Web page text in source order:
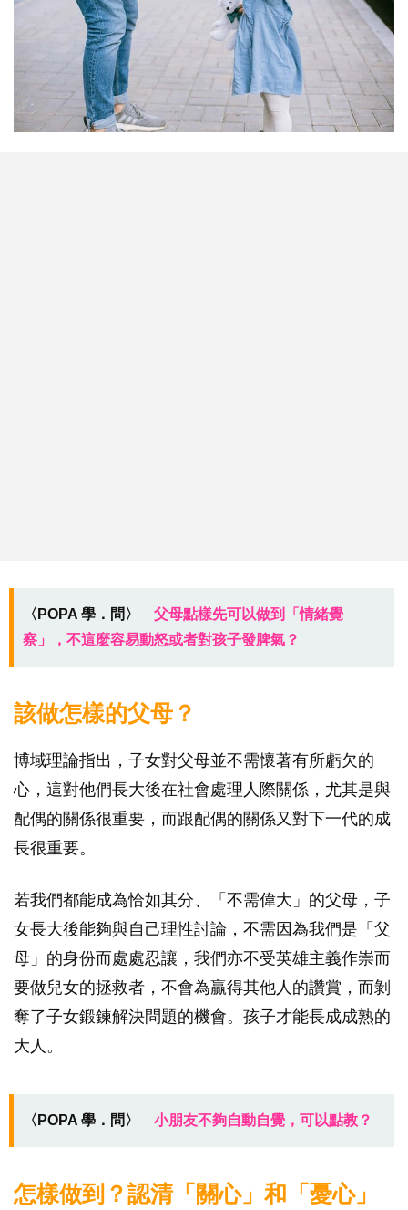
〈POPA 學．問〉
父母點樣先可以做到「情緒覺
察」，不這麼容易動怒或者對孩子發脾氣？
該做怎樣的父母？
博域理論指出，子女對父母並不需懷著有所虧欠的
心，這對他們長大後在社會處理人際關係，尤其是與
配偶的關係很重要，而跟配偶的關係又對下一代的成
長很重要。
若我們都能成為恰如其分、「不需偉大」的父母，子
女長大後能夠與自己理性討論，不需因為我們是「父
母」的身份而處處忍讓，我們亦不受英雄主義作崇而
要做兒女的拯救者，不會為贏得其他人的讚賞，而剝
奪了子女鍛鍊解決問題的機會。孩子才能長成成熟的
大人。
〈POPA 學．問〉 小朋友不夠自動自覺，可以點教？
怎樣做到？認清「關心」和「憂心」